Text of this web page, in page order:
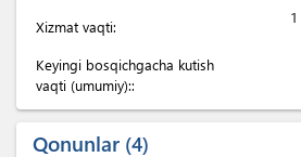
Xizmat vaqti:
Keyingi bosqichgacha kutish
vaqti (umumiy)::
Qonunlar 4